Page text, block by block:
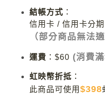
結帳方式 ：
信用卡 / 信用卡分
（部分商品無法
運費 ： $60 (消費
虹映幣折抵 ：
此商品可使用 $398